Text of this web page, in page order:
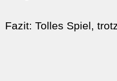
Fazit: Tolles Spiel,